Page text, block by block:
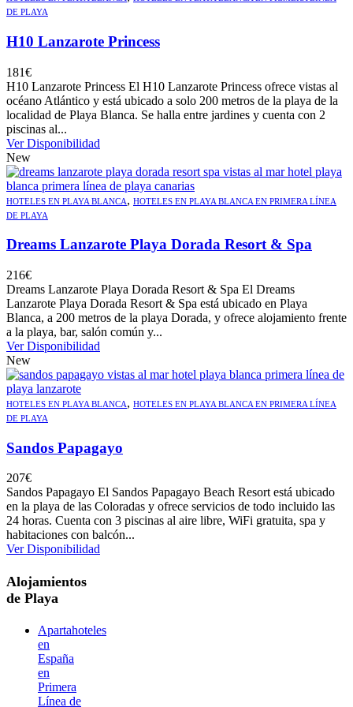
DE PLAYA
H10 Lanzarote Princess
181€
H10 Lanzarote Princess El H10 Lanzarote Princess ofrece vistas al
océano Atlántico y está ubicado a solo 200 metros de la playa de la
localidad de Playa Blanca. Se halla entre jardines y cuenta con 2
piscinas al...
Ver Disponibilidad
New
HOTELES EN PLAYA BLANCA, HOTELES EN PLAYA BLANCA EN PRIMERA LÍNEA
DE PLAYA
Dreams Lanzarote Playa Dorada Resort & Spa
216€
Dreams Lanzarote Playa Dorada Resort & Spa El Dreams
Lanzarote Playa Dorada Resort & Spa está ubicado en Playa
Blanca, a 200 metros de la playa Dorada, y ofrece alojamiento frente
a la playa, bar, salón común y...
Ver Disponibilidad
New
HOTELES EN PLAYA BLANCA, HOTELES EN PLAYA BLANCA EN PRIMERA LÍNEA
DE PLAYA
Sandos Papagayo
207€
Sandos Papagayo El Sandos Papagayo Beach Resort está ubicado
en la playa de las Coloradas y ofrece servicios de todo incluido las
24 horas. Cuenta con 3 piscinas al aire libre, WiFi gratuita, spa y
habitaciones con balcón...
Ver Disponibilidad
Alojamientos
de Playa
Apartahoteles
en
España
en
Primera
Línea de